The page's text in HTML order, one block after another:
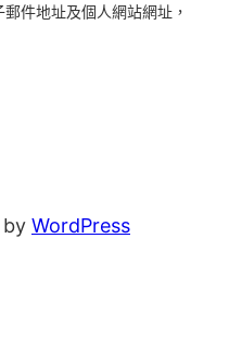
件地址及個人網站網址，
by WordPress